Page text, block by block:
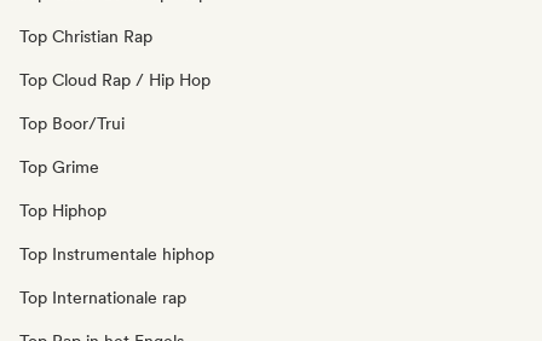
Top Christian Rap
Top Cloud Rap / Hip Hop
Top Boor/Trui
Top Grime
Top Hiphop
Top Instrumentale hiphop
Top Internationale rap